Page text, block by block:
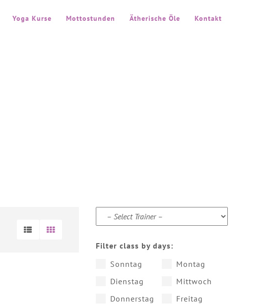
Yoga Kurse Mottostunden Ätherische Öle Kontakt
Filter class by days:
Sonntag
Montag
Dienstag
Mittwoch
Donnerstag
Freitag